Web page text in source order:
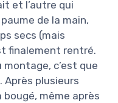
et l’autre qui
de la main,
secs (mais
finalement rentré.
c’est que
. Après plusieurs
bougé, même après